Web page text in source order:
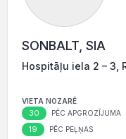
SONBALT, SIA
Hospitāļu iela 2 – 3,
VIETA NOZARĒ
30 PĒC APGROZĪJUMA
19 PĒC PEĻŅAS